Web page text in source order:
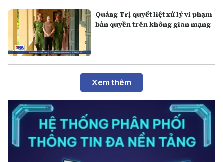
Quảng Trị quyết liệt xử lý vi phạm
bản quyền trên không gian mạng
Xem thêm